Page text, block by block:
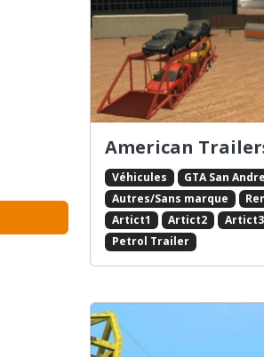
American
Véhicules GTA San
Autres/Sans marque
Artict1
Artict2
Artict3
Petrol Trailer